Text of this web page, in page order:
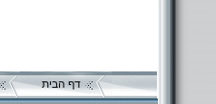
דף הבית